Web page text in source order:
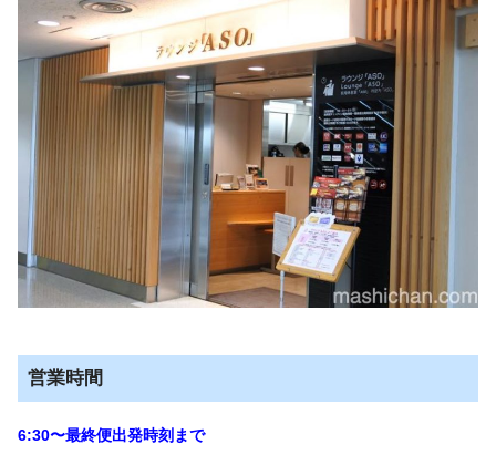
営業時間
6:30〜最終便出発時刻まで